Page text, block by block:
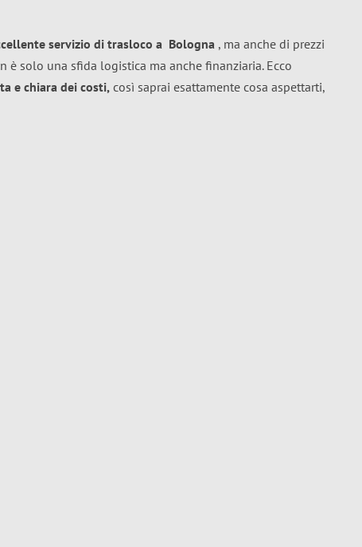
servizio di trasloco a Bologna , ma anche di prezzi
è solo una sfida logistica ma anche finanziaria. Ecco
e chiara dei costi, così saprai esattamente cosa aspettarti,